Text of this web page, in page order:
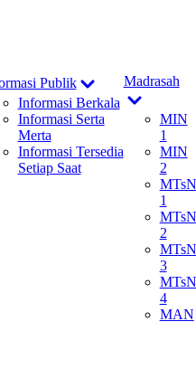
Publik
Show
sub
menu
Informasi Berkala
Informasi Serta
Merta
Informasi Tersedia
Setiap Saat
Madrasah
sub
menu
MIN
1
MIN
2
MTsN
1
MTsN
2
MTsN
3
MTsN
4
MAN